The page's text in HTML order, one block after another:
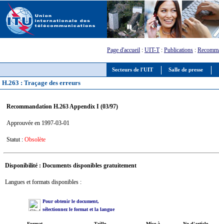
Secteurs de l'UIT Salle de presse
Page d'accueil : UIT-T: Publications :
H.263 : Traçage des erreurs
Recommandation H.263 Appendix I (03/97)
Approuvée en 1997-03-01
Statut : Obsolète
Disponibilité : Documents disponibles gratuitement
Langues et formats disponibles :
Pour obtenir le document,
sélectionnez le format et la langue